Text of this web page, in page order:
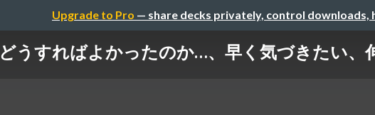
Upgrade to Pro — share decks privately, control downloads,
どうすればよかったのか…、早く気づきたい、